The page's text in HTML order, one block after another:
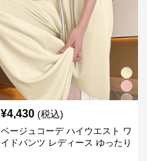
¥4,430 (税込)
ベージュコーデ ハイウエスト ワ
イドパンツ レディース ゆったり